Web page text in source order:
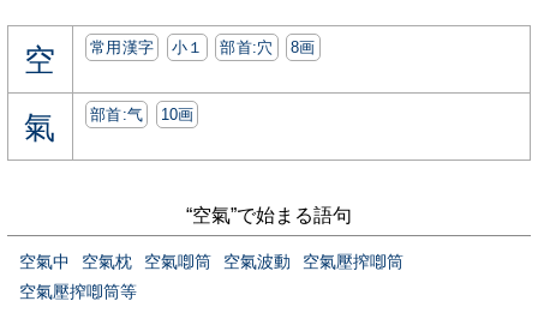
空 常用漢字 小１ 部首:⽳ 8画
氣 部首:⽓ 10画
“空氣”で始まる語句
空氣中 空氣枕 空氣喞筒 空氣波動
空氣壓搾喞筒
空氣壓搾喞筒等